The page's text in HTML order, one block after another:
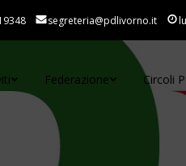
segreteria@pdlivorno.it
Federazione Circoli